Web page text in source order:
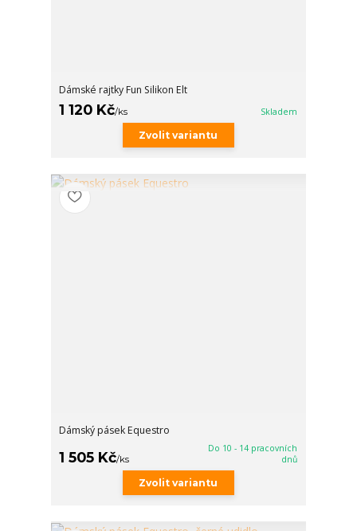
Dámské rajtky Fun Silikon Elt
1 120 Kč/ks Skladem
Zvolit variantu
Dámský pásek Equestro
1 505 Kč/ks
Do 10 - 14 pracovních
dnů
Zvolit variantu